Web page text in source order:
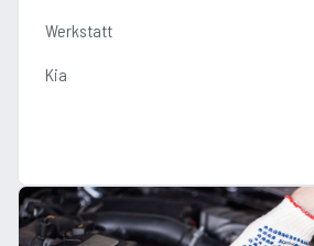
Werkstatt
Kia